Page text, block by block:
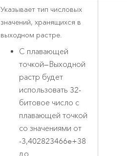
Указывает тип числовых
значений, хранящихся в
выходном растре.
С плавающей
точкой—Выходной
растр будет
использовать 32-
битовое число с
плавающей точкой
со значениями от
-3,402823466e+38
до